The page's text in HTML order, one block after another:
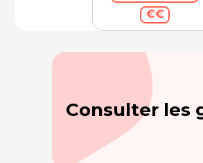
€€
Consulter les